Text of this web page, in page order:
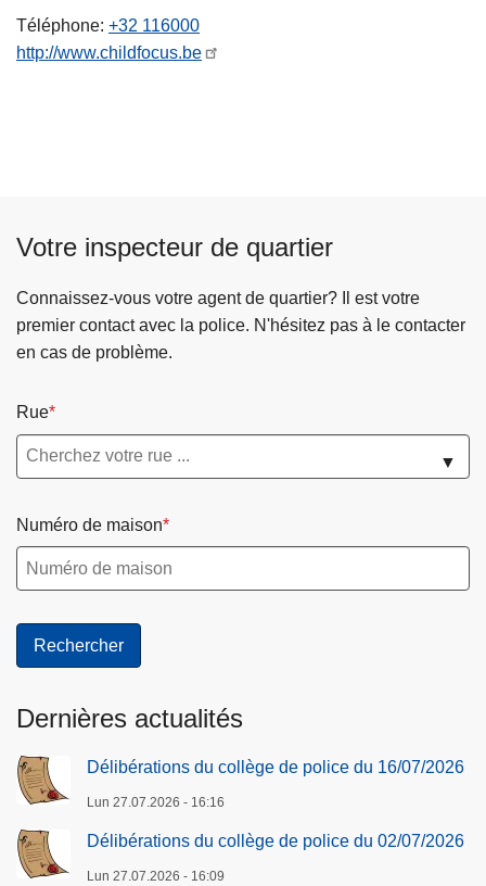
Téléphone +32 116000
http://www.childfocus.be
Votre inspecteur de quartier
Connaissez-vous votre agent de quartier? Il est votre
premier contact avec la police. N'hésitez pas à le contacter
en cas de problème.
Rue
▼
Numéro de maison
Dernières actualités
Délibérations du collège de police du 16/07/2026
Lun 27.07.2026 - 16:16
Délibérations du collège de police du 02/07/2026
Lun 27.07.2026 - 16:09